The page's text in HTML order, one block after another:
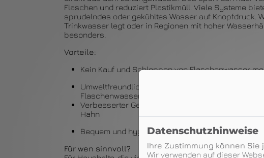
Flaschen und reduziert Plastikmüll. Viele Systeme
sprudelndes oder gekühltes Wasser auf Knopfdruck.
Trinkwasser legt oder in Regionen mit hoher
besonders.
Vorteile:
Kein Kauf und Schleppen von Flaschenwasser
Umweltfreundlich: Vermeidet Plastikmüll durch
Flaschenwasser
Verbesserter Geschmack: Frisches, gesundes
Hahn
Bequem und hygienisch – kein Umfüllen von
Für wen sinnvoll?
Datenschutzhinweise
Ihre Zustimmung können Sie
Wir verwenden auf dieser